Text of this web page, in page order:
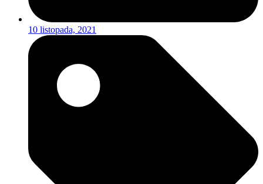
10 listopada, 2021